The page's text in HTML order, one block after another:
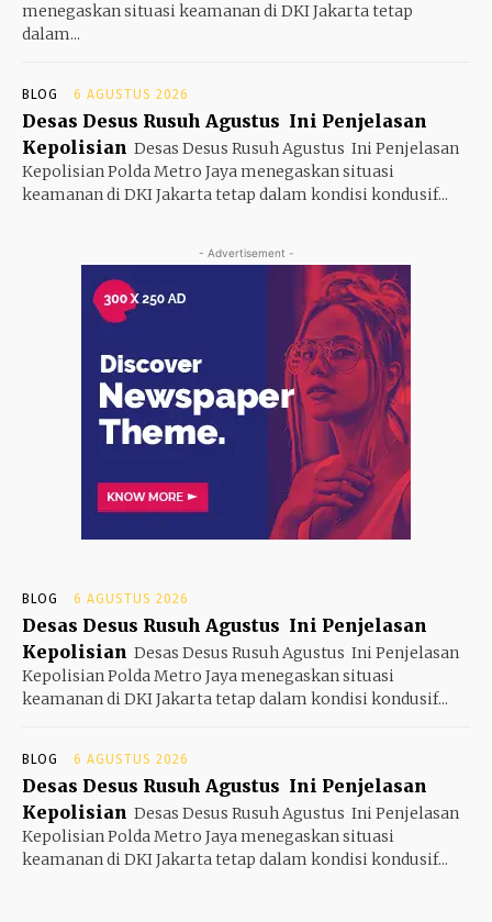
menegaskan situasi keamanan di DKI Jakarta tetap
dalam...
BLOG 6 AGUSTUS 2026
Desas Desus Rusuh Agustus Ini Penjelasan
Kepolisian Desas Desus Rusuh Agustus Ini Penjelasan
Kepolisian Polda Metro Jaya menegaskan situasi
keamanan di DKI Jakarta tetap dalam kondisi kondusif...
- Advertisement -
BLOG 6 AGUSTUS 2026
Desas Desus Rusuh Agustus Ini Penjelasan
Kepolisian Desas Desus Rusuh Agustus Ini Penjelasan
Kepolisian Polda Metro Jaya menegaskan situasi
keamanan di DKI Jakarta tetap dalam kondisi kondusif...
BLOG 6 AGUSTUS 2026
Desas Desus Rusuh Agustus Ini Penjelasan
Kepolisian Desas Desus Rusuh Agustus Ini Penjelasan
Kepolisian Polda Metro Jaya menegaskan situasi
keamanan di DKI Jakarta tetap dalam kondisi kondusif...